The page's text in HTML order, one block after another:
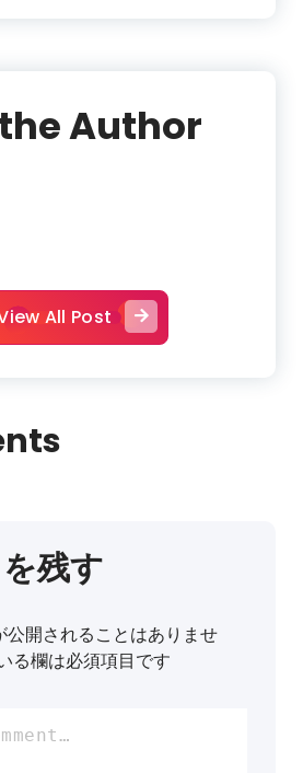
Author
All Post
残す
公開されることはありませ
る欄は必須項目です